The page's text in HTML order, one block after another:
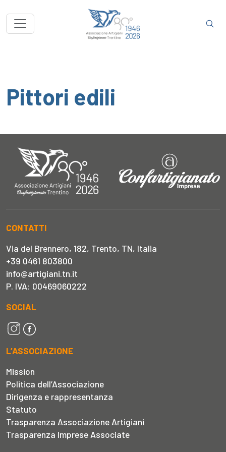
Pittori edili
CONTATTI
Via del Brennero, 182, Trento, TN, Italia
+39 0461 803800
info@artigiani.tn.it
P. IVA: 00469060222
SOCIAL
L’ASSOCIAZIONE
Mission
Politica dell’Associazione
Dirigenza e rappresentanza
Statuto
Trasparenza Associazione Artigiani
Trasparenza Imprese Associate